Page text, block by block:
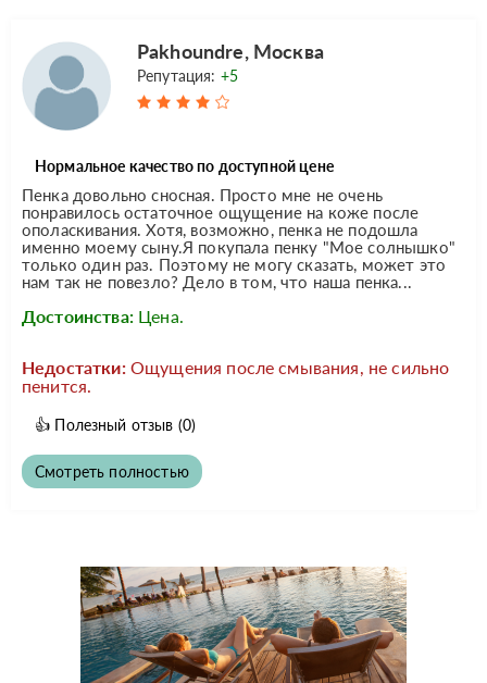
Pakhoundre, Москва
Репутация: +5
Нормальное качество по доступной цене
Пенка довольно сносная. Просто мне не очень
понравилось остаточное ощущение на коже после
ополаскивания. Хотя, возможно, пенка не подошла
именно моему сыну.Я покупала пенку "Мое солнышко"
только один раз. Поэтому не могу сказать, может это
нам так не повезло? Дело в том, что наша пенка...
Достоинства: Цена.
Недостатки: Ощущения после смывания, не сильно
пенится.
👍 Полезный отзыв (0)
Смотреть полностью